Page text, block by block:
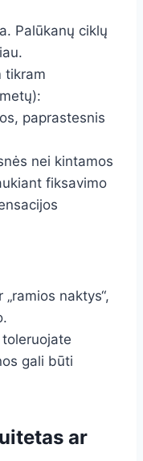
Palūkanų ciklų
tikram
paprastesnis
nei kintamos
fiksavimo
naktys“,
gali būti
ar